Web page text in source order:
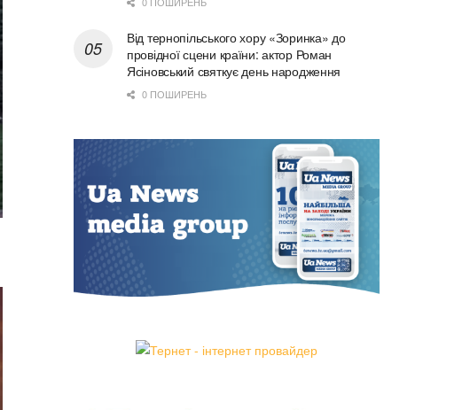
Від тернопільського хору «Зоринка» до
провідної сцени країни: актор Роман
Ясіновський святкує день народження
0 ПОШИРЕНЬ